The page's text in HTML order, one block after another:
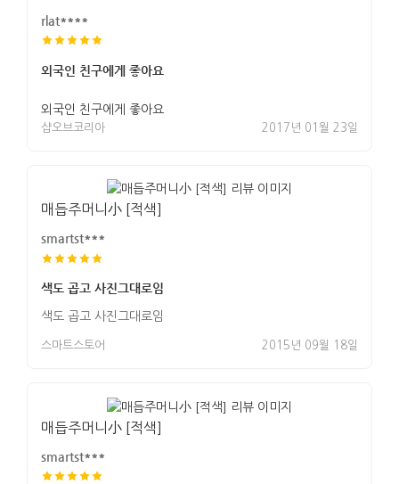
rlat****
외국인 친구에게 좋아요
외국인 친구에게 좋아요
샵오브코리아 2017년 01월 23일
매듭주머니小 [적색]
smartst***
색도 곱고 사진그대로임
색도 곱고 사진그대로임
스마트스토어 2015년 09월 18일
매듭주머니小 [적색]
smartst***